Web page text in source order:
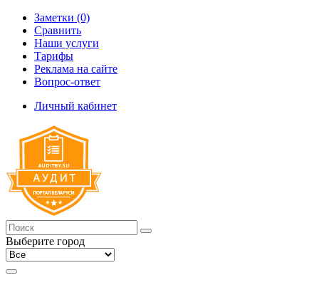
Заметки (0)
Сравнить
Наши услуги
Тарифы
Реклама на сайте
Вопрос-ответ
Личный кабинет
Выберите город